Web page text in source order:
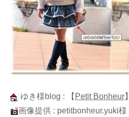
ゆき様blog : 【 Petit Bonheur】
画像提供 : petitbonheur.yuki様